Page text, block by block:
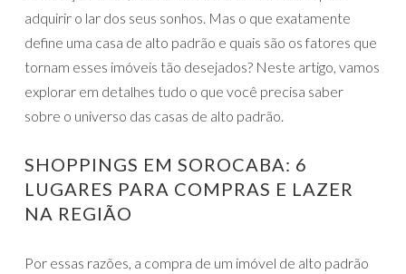
adquirir o lar dos seus sonhos. Mas o que exatamente
define uma casa de alto padrão e quais são os fatores que
tornam esses imóveis tão desejados? Neste artigo, vamos
explorar em detalhes tudo o que você precisa saber
sobre o universo das casas de alto padrão.
SHOPPINGS EM SOROCABA: 6
LUGARES PARA COMPRAS E LAZER
NA REGIÃO
Por essas razões, a compra de um imóvel de alto padrão